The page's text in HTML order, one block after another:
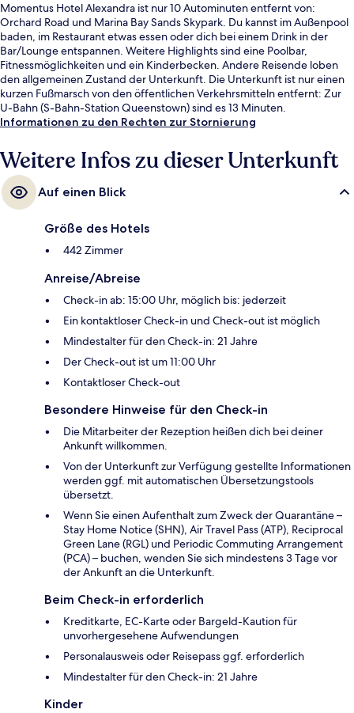
Momentus Hotel Alexandra ist nur 10 Autominuten entfernt von:
Orchard Road und Marina Bay Sands Skypark. Du kannst im Außenpool
baden, im Restaurant etwas essen oder dich bei einem Drink in der
Bar/Lounge entspannen. Weitere Highlights sind eine Poolbar,
Fitnessmöglichkeiten und ein Kinderbecken. Andere Reisende loben
den allgemeinen Zustand der Unterkunft. Die Unterkunft ist nur einen
kurzen Fußmarsch von den öffentlichen Verkehrsmitteln entfernt: Zur
U-Bahn (S-Bahn-Station Queenstown) sind es 13 Minuten.
Informationen zu den Rechten zur Stornierung
Weitere Infos zu dieser Unterkunft
Auf einen Blick
Größe des Hotels
442 Zimmer
Anreise/Abreise
Check-in ab: 15:00 Uhr, möglich bis: jederzeit
Ein kontaktloser Check-in und Check-out ist möglich
Mindestalter für den Check-in: 21 Jahre
Der Check-out ist um 11:00 Uhr
Kontaktloser Check-out
Besondere Hinweise für den Check-in
Die Mitarbeiter der Rezeption heißen dich bei deiner
Ankunft willkommen.
Von der Unterkunft zur Verfügung gestellte Informationen
werden ggf. mit automatischen Übersetzungstools
übersetzt.
Wenn Sie einen Aufenthalt zum Zweck der Quarantäne –
Stay Home Notice (SHN), Air Travel Pass (ATP), Reciprocal
Green Lane (RGL) und Periodic Commuting Arrangement
(PCA) – buchen, wenden Sie sich mindestens 3 Tage vor
der Ankunft an die Unterkunft.
Beim Check-in erforderlich
Kreditkarte, EC-Karte oder Bargeld-Kaution für
unvorhergesehene Aufwendungen
Personalausweis oder Reisepass ggf. erforderlich
Mindestalter für den Check-in: 21 Jahre
Kinder